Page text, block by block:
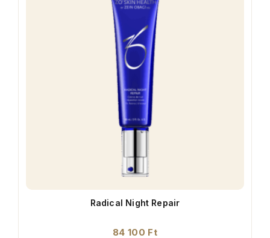
Radical Night Repair
84 100 Ft